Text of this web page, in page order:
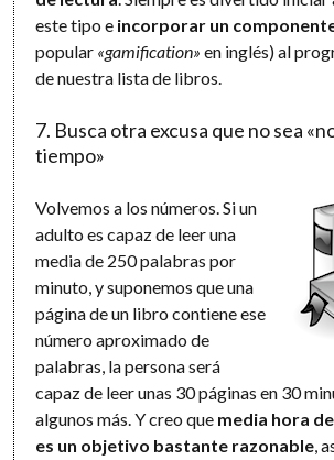
este tipo e incorporar un
popular «gamification» en inglés) al
de nuestra lista de libros.
7. Busca otra excusa que no sea
tiempo»
Volvemos a los números. Si un
adulto es capaz de leer una
media de 250 palabras por
minuto, y suponemos que una
página de un libro contiene ese
número aproximado de
palabras, la persona será
capaz de leer unas 30 páginas en 30
algunos más. Y creo que media hora
es un objetivo bastante razonable,